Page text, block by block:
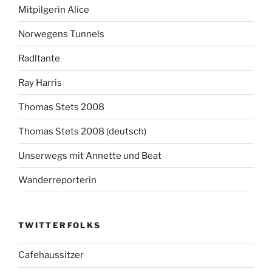
Mitpilgerin Alice
Norwegens Tunnels
Radltante
Ray Harris
Thomas Stets 2008
Thomas Stets 2008 (deutsch)
Unserwegs mit Annette und Beat
Wanderreporterin
TWITTERFOLKS
Cafehaussitzer